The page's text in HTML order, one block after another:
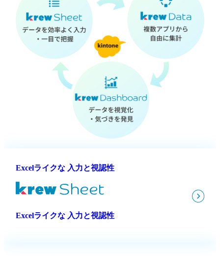
Excelライクな 入力と視認性
Excelライクな 入力と視認性